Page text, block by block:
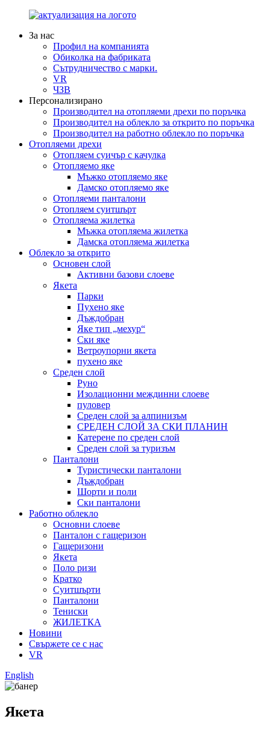
За нас
Профил на компанията
Обиколка на фабриката
Сътрудничество с марки.
VR
ЧЗВ
Персонализирано
Производител на отопляеми дрехи по поръчка
Производител на облекло за открито по поръчка
Производител на работно облекло по поръчка
Отопляеми дрехи
Отопляем суичър с качулка
Отопляемо яке
Мъжко отопляемо яке
Дамско отопляемо яке
Отопляеми панталони
Отопляем суитшърт
Отопляема жилетка
Мъжка отопляема жилетка
Дамска отопляема жилетка
Облекло за открито
Основен слой
Активни базови слоеве
Якета
Парки
Пухено яке
Дъждобран
Яке тип „мехур“
Ски яке
Ветроупорни якета
пухено яке
Среден слой
Руно
Изолационни междинни слоеве
пуловер
Среден слой за алпинизъм
СРЕДЕН СЛОЙ ЗА СКИ ПЛАНИН
Катерене по среден слой
Среден слой за туризъм
Панталони
Туристически панталони
Дъждобран
Шорти и поли
Ски панталони
Работно облекло
Основни слоеве
Панталон с гащеризон
Гащеризони
Якета
Поло ризи
Кратко
Суитшърти
Панталони
Тениски
ЖИЛЕТКА
Новини
Свържете се с нас
VR
English
Якета